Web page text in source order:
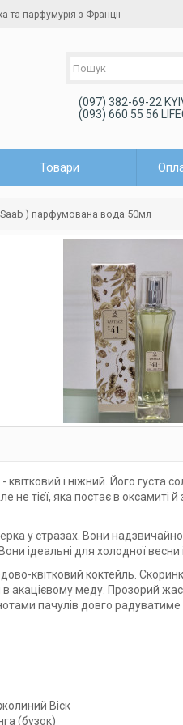
та парфумурія з Франції
(097) 382-69-22
(093) 660 55 56
Товари
) парфумована вода 50мл
і ніжний. Його густа
не тієї, яка постає в оксамиті
у стразах. Вони надзвичайно
ідеальні для холодної весни
квітковий коктейль.
в акацієвому меду. Прозорий
пачулів довго
Віск
(бузок)